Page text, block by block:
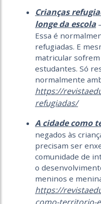
Crianças
longe da escola
Essa é
refugiadas. E
matricular
estudantes. Só
normalmente
https://
refugiadas/
A cidade como
negados às
precisam ser
comunidade de
o
meninos e
https://